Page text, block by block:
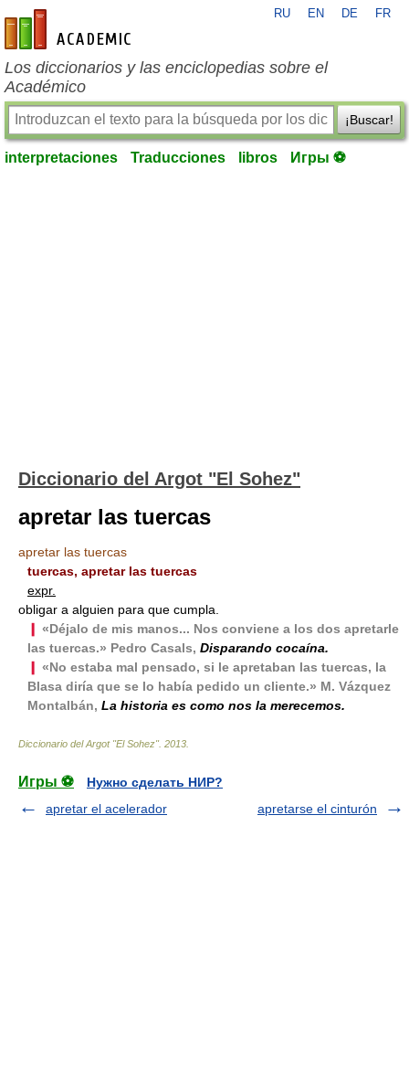
es-academic.com
RU EN DE FR
Los diccionarios y las enciclopedias sobre el
Académico
¡Buscar!
interpretaciones Traducciones libros Игры ⚽
Diccionario del Argot "El Sohez"
apretar las tuercas
apretar las tuercas
tuercas, apretar las tuercas
expr.
obligar a alguien para que cumpla.
«Déjalo de mis manos... Nos conviene a los dos apretarle
las tuercas.» Pedro Casals, Disparando cocaína.
«No estaba mal pensado, si le apretaban las tuercas, la
Blasa diría que se lo había pedido un cliente.» M. Vázquez
Montalbán, La historia es como nos la merecemos.
Diccionario del Argot "El Sohez". 2013
Игры ⚽
Нужно сделать НИР?
apretar el acelerador
apretarse el cinturón